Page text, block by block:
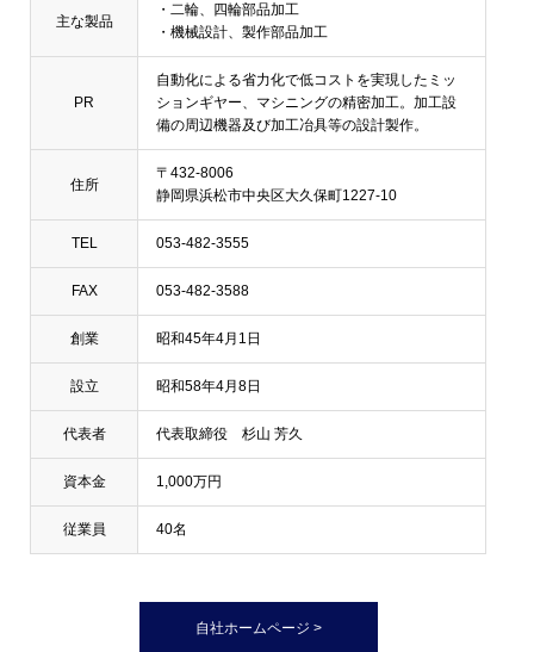
主な製品
・二輪、四輪部品加工
・機械設計、製作部品加工
PR
自動化による省力化で低コストを実現したミッ
ションギヤー、マシニングの精密加工。加工設
備の周辺機器及び加工冶具等の設計製作。
住所
〒432-8006
静岡県浜松市中央区大久保町1227-10
TEL 053-482-3555
FAX 053-482-3588
創業 昭和45年4月1日
設立 昭和58年4月8日
代表者 代表取締役 杉山 芳久
資本金 1,000万円
従業員 40名
自社ホームページ >